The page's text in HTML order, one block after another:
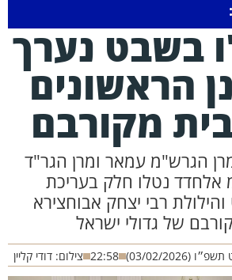
בשבט נערך
הראשונים
מקורבם
הגרש"מ עמאר ומרן הגר"ד
נטלו חלק בעריכת
רבי יצחק אבוחצירא
של גדולי ישראל
02/2026)
22:58 צילום: דודי קליין